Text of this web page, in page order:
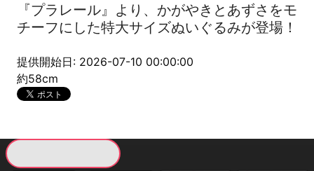
『プラレール』より、かがやきとあずさをモ
チーフにした特大サイズぬいぐるみが登場！
提供開始日: 2026-07-10 00:00:00
約58cm